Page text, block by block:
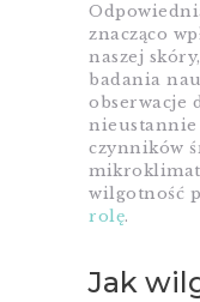
znacząco
naszej
badania
obserwacje
nieustannie
czynników
mikroklimat
wilgotność
rolę.​
Jak